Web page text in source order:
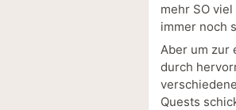
mehr SO
immer noch
Aber um zur
durch
Quests